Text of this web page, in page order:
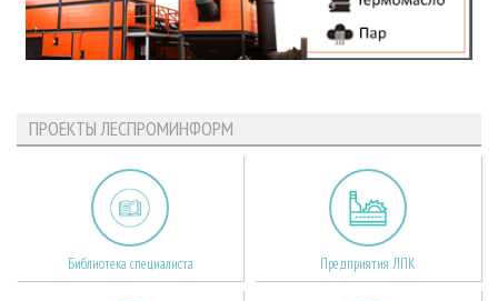
ПРОЕКТЫ ЛЕСПРОМИНФОРМ
Библиотека специалиста Предприятия ЛПК